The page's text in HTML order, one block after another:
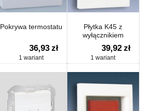
Pokrywa termostatu
36,93 zł
1 wariant
Płytka K45 z
wyłącznikiem
dwubiegunowym i
podświetleniem
39,92 zł
1 wariant